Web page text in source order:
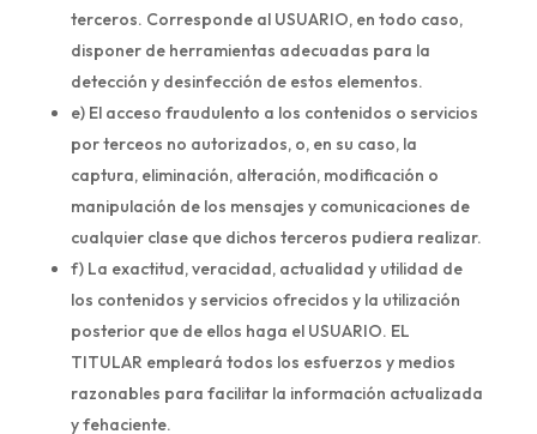
terceros. Corresponde al USUARIO, en todo caso,
disponer de herramientas adecuadas para la
detección y desinfección de estos elementos.
e) El acceso fraudulento a los contenidos o servicios
por terceos no autorizados, o, en su caso, la
captura, eliminación, alteración, modificación o
manipulación de los mensajes y comunicaciones de
cualquier clase que dichos terceros pudiera realizar.
f) La exactitud, veracidad, actualidad y utilidad de
los contenidos y servicios ofrecidos y la utilización
posterior que de ellos haga el USUARIO. EL
TITULAR empleará todos los esfuerzos y medios
razonables para facilitar la información actualizada
y fehaciente.